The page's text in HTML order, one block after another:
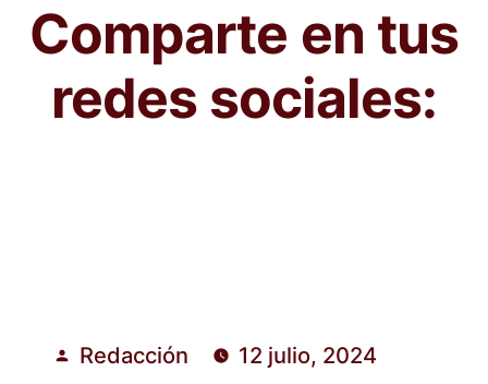
Comparte en tus
redes sociales:
Publicado
Redacción 12 julio, 2024